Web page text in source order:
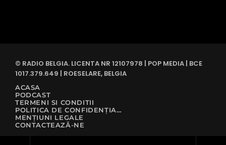
© RADIO BELGIA. LICENTA NR 12107978 | POP MEDIA | BCE
1017.379.649 | ROESELARE, BELGIA
ACASA
PODCAST
TERMENI SI CONDITII
POLITICA DE CONFIDENȚIALITATE
MENȚIUNI LEGALE
CONTACTEAZĂ-NE